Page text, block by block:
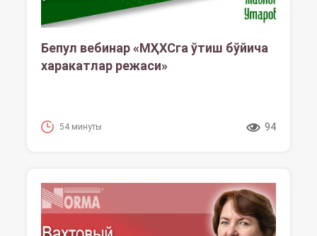
Бепул вебинар «МҲХСга ўтиш бўйича
харакатлар режаси»
54 минуты 94